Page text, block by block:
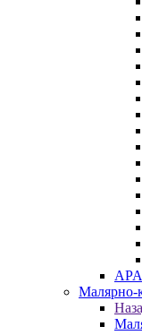
Малярно-